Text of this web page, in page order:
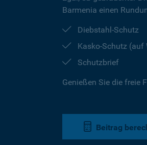
Barmenia einen
Diebstahl-Schutz
Kasko-Schutz (auf
Schutzbrief
Genießen Sie die freie
Beitrag